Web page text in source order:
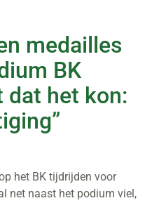
medailles
BK
dat het kon:
het BK tijdrijden voor
net naast het podium viel,